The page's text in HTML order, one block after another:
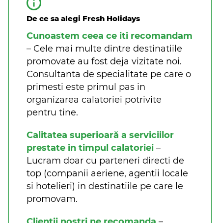
De ce sa alegi Fresh Holidays
Cunoastem ceea ce iti recomandam
– Cele mai multe dintre destinatiile
promovate au fost deja vizitate noi.
Consultanta de specialitate pe care o
primesti este primul pas in
organizarea calatoriei potrivite
pentru tine.
Calitatea superioară a serviciilor
prestate in timpul calatoriei –
Lucram doar cu parteneri directi de
top (companii aeriene, agentii locale
si hotelieri) in destinatiile pe care le
promovam.